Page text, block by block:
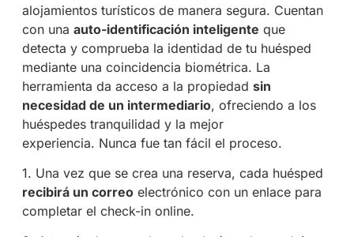
alojamientos turísticos de manera segura. Cuentan
con una auto-identificación inteligente que
detecta y comprueba la identidad de tu huésped
mediante una coincidencia biométrica. La
herramienta da acceso a la propiedad sin
necesidad de un intermediario, ofreciendo a los
huéspedes tranquilidad y la mejor
experiencia. Nunca fue tan fácil el proceso.
1. Una vez que se crea una reserva, cada huésped
recibirá un correoelectrónico con un enlace para
completar el check-in online.